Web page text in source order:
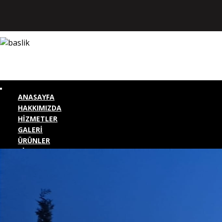
ANASAYFA
HAKKIMIZDA
HİZMETLER
GALERİ
ÜRÜNLER
BİZE ULAŞIN